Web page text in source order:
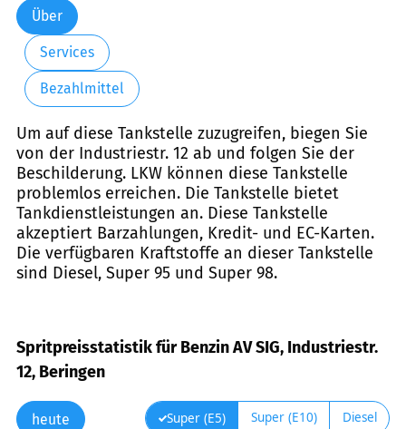
Über
Services
Bezahlmittel
Um auf diese Tankstelle zuzugreifen, biegen Sie
von der Industriestr. 12 ab und folgen Sie der
Beschilderung. LKW können diese Tankstelle
problemlos erreichen. Die Tankstelle bietet
Tankdienstleistungen an. Diese Tankstelle
akzeptiert Barzahlungen, Kredit- und EC-Karten.
Die verfügbaren Kraftstoffe an dieser Tankstelle
sind Diesel, Super 95 und Super 98.
Spritpreisstatistik für Benzin AV SIG, Industriestr.
12, Beringen
heute Super (E5) Super (E10) Diesel